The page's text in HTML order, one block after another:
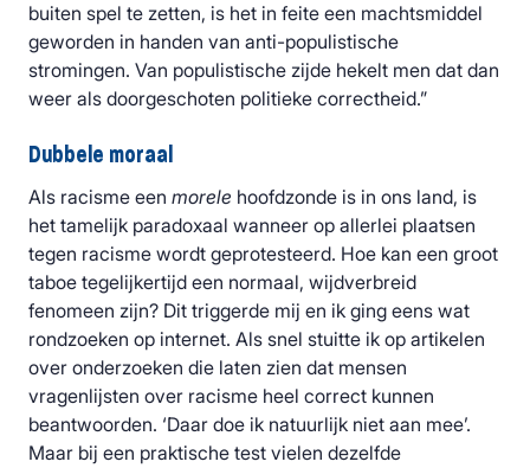
buiten spel te zetten, is het in feite een machtsmiddel
geworden in handen van anti-populistische
stromingen. Van populistische zijde hekelt men dat dan
weer als doorgeschoten politieke correctheid.”
Dubbele moraal
Als racisme een morele hoofdzonde is in ons land, is
het tamelijk paradoxaal wanneer op allerlei plaatsen
tegen racisme wordt geprotesteerd. Hoe kan een groot
taboe tegelijkertijd een normaal, wijdverbreid
fenomeen zijn? Dit triggerde mij en ik ging eens wat
rondzoeken op internet. Als snel stuitte ik op artikelen
over onderzoeken die laten zien dat mensen
vragenlijsten over racisme heel correct kunnen
beantwoorden. ‘Daar doe ik natuurlijk niet aan mee’.
Maar bij een praktische test vielen dezelfde